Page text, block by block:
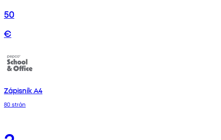
50
€
Zápisník A4
80 strán